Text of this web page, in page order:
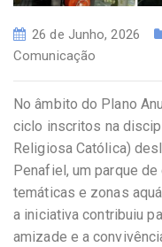
26 de Junho, 2026
Comunicação
No âmbito do Plano
ciclo inscritos na
Religiosa Católica)
Penafiel, um parque
temáticas e zonas
a iniciativa contribuiu
amizade e a